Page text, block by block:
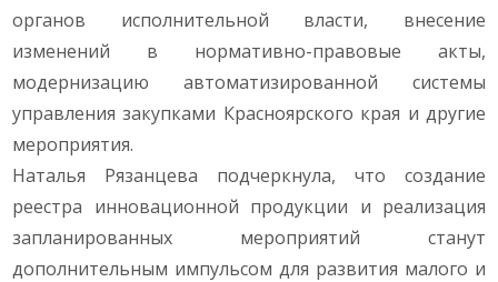
органов исполнительной власти, внесение
изменений в нормативно-правовые акты,
модернизацию автоматизированной системы
управления закупками Красноярского края и другие
мероприятия.
Наталья Рязанцева подчеркнула, что создание
реестра инновационной продукции и реализация
запланированных мероприятий станут
дополнительным импульсом для развития малого и